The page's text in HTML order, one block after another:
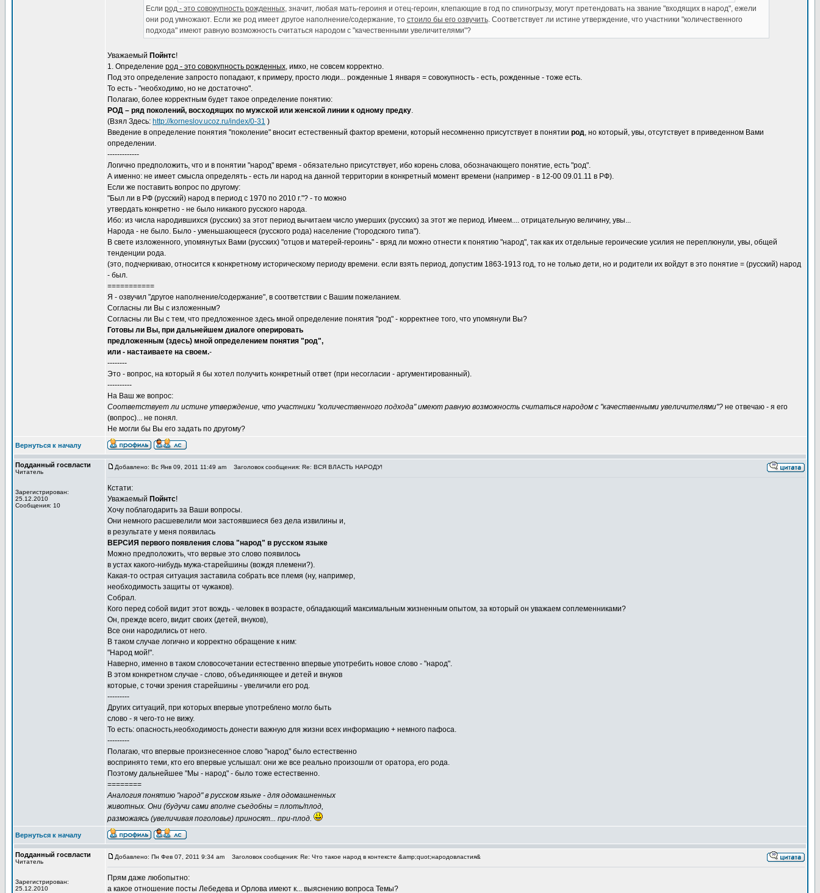
Если род - это совокупность рожденных, значит, любая мать-героиня и отец-героин, клепающие в год по спиногрызу, могут претендовать на звание "входящих в народ", ежели
они род умножают. Если же род имеет другое наполнение/содержание, то стоило бы его озвучить. Соответствует ли истине утверждение, что участники "количественного
подхода" имеют равную возможность считаться народом с "качественными увеличителями"?
Уважаемый Пойнтс!
1. Определение род - это совокупность рожденных, имхо, не совсем корректно.
Под это определение запросто попадают, к примеру, просто люди... рожденные 1 января = совокупность - есть, рожденные - тоже есть.
То есть - "необходимо, но не достаточно".
Полагаю, более корректным будет такое определение понятию:
РОД – ряд поколений, восходящих по мужской или женской линии к одному предку.
(Взял Здесь: http://korneslov.ucoz.ru/index/0-31 )
Введение в определение понятия "поколение" вносит естественный фактор времени, который несомненно присутствует в понятии род, но который, увы, отсутствует в приведенном Вами
определении.
-------------
Логично предположить, что и в понятии "народ" время - обязательно присутствует, ибо корень cлова, обозначающего понятие, есть "род".
А именно: не имеет смысла определять - есть ли народ на данной территории в конкретный момент времени (например - в 12-00 09.01.11 в РФ).
Если же поставить вопрос по другому:
"Был ли в РФ (русский) народ в период с 1970 по 2010 г."? - то можно
утвердать конкретно - не было никакого русского народа.
Ибо: из числа народившихся (русских) за этот период вычитаем число умерших (русских) за этот же период. Имеем.... отрицательную величину, увы...
Народа - не было. Было - уменьшающееся (русского рода) население ("городского типа").
В свете изложенного, упомянутых Вами (русских) "отцов и матерей-героинь" - вряд ли можно отнести к понятию "народ", так как их отдельные героические усилия не переплюнули, увы, общей
тенденции рода.
(это, подчеркиваю, относится к конкретному историческому периоду времени. если взять период, допустим 1863-1913 год, то не только дети, но и родители их войдут в это понятие = (русский) народ
- был.
===========
Я - озвучил "другое наполнение/содержание", в соответствии с Вашим пожеланием.
Согласны ли Вы с изложенным?
Согласны ли Вы с тем, что предложенное здесь мной определение понятия "род" - корректнее того, что упомянули Вы?
Готовы ли Вы, при дальнейшем диалоге оперировать
предложенным (здесь) мной определением понятия "род",
или - настаиваете на своем.-
--------
Это - вопрос, на который я бы хотел получить конкретный ответ (при несогласии - аргументированный).
----------
На Ваш же вопрос:
Соответствует ли истине утверждение, что участники "количественного подхода" имеют равную возможность считаться народом с "качественными увеличителями"? не отвечаю - я его
(вопрос)... не понял.
Не могли бы Вы его задать по другому?
Вернуться к началу
Подданный госвласти
Читатель
Зарегистрирован:
25.12.2010
Сообщения: 10
Добавлено: Вс Янв 09, 2011 11:49 am Заголовок сообщения: Re: ВСЯ ВЛАСТЬ НАРОДУ!
Кстати:
Уважаемый Пойнтс!
Хочу поблагодарить за Ваши вопросы.
Они немного расшевелили мои застоявшиеся без дела извилины и,
в результате у меня появилась
ВЕРСИЯ первого появления слова "народ" в русском языке
Можно предположить, что вервые это слово появилось
в устах какого-нибудь мужа-старейшины (вождя племени?).
Какая-то острая ситуация заставила собрать все племя (ну, например,
необходимость защиты от чужаков).
Собрал.
Кого перед собой видит этот вождь - человек в возрасте, обладающий максимальным жизненным опытом, за который он уважаем соплеменниками?
Он, прежде всего, видит своих (детей, внуков),
Все они народились от него.
В таком случае логично и корректно обращение к ним:
"Народ мой!".
Наверно, именно в таком словосочетании естественно впервые употребить новое слово - "народ".
В этом конкретном случае - слово, объединяющее и детей и внуков
которые, с точки зрения старейшины - увеличили его род.
---------
Других ситуаций, при которых впервые употреблено могло быть
слово - я чего-то не вижу.
То есть: опасность,необходимость донести важную для жизни всех информацию + немного пафоса.
---------
Полагаю, что впервые произнесенное слово "народ" было естественно
воспринято теми, кто его впервые услышал: они же все реально произошли от оратора, его рода.
Поэтому дальнейшее "Мы - народ" - было тоже естественно.
========
Аналогия понятию "народ" в русском языке - для одомашненных
животных. Они (будучи сами вполне съедобны = плоть/плод,
разможаясь (увеличивая поголовье) приносят... при-плод.
Вернуться к началу
Подданный госвласти
Читатель
Зарегистрирован:
25.12.2010
Добавлено: Пн Фев 07, 2011 9:34 am Заголовок сообщения: Re: Что такое народ в контексте &amp;quot;народовластия&
Прям даже любопытно:
а какое отношение посты Лебедева и Орлова имеют к... выяснению вопроса Темы?